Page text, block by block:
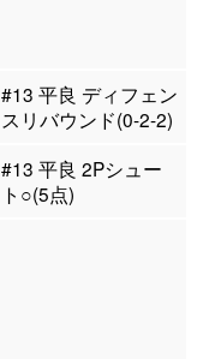
#13 平良 ディフェン
スリバウンド(0-2-2)
#13 平良 2Pシュー
ト○(5点)